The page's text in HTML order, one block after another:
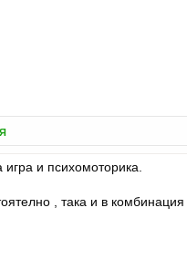
и психомоторика.
, така и в комбинация